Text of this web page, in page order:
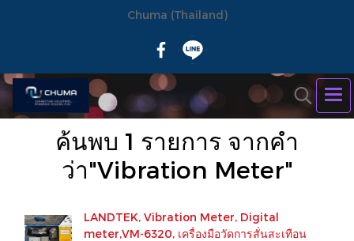
Chuma (Thailand)
ค้นพบ 1 รายการ จากคำ
ว่า"Vibration Meter"
LANDTEK, Vibration Meter, Digital
meter,VM-6320, เครื่องมือวัดการสั่นสะเทือน